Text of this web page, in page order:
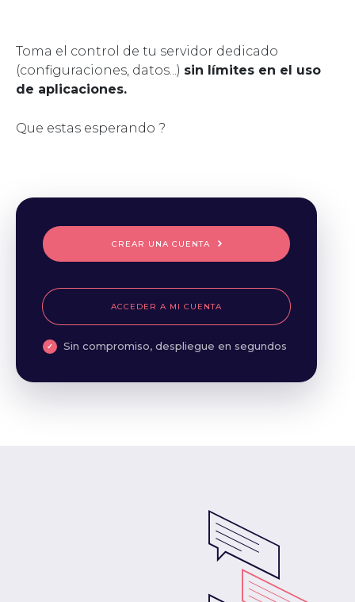
Toma el control de tu servidor dedicado
(configuraciones, datos...) sin límites en el uso
de aplicaciones.
Que estas esperando ?
CREAR UNA CUENTA
ACCEDER A MI CUENTA
Sin compromiso, despliegue en segundos